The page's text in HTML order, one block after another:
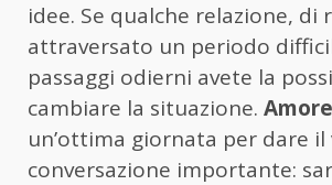
idee. Se qualche relazione, di
attraversato un periodo
passaggi odierni avete la
cambiare la situazione. Amore
un’ottima giornata per dare il
conversazione importante: